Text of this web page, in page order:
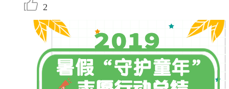
2